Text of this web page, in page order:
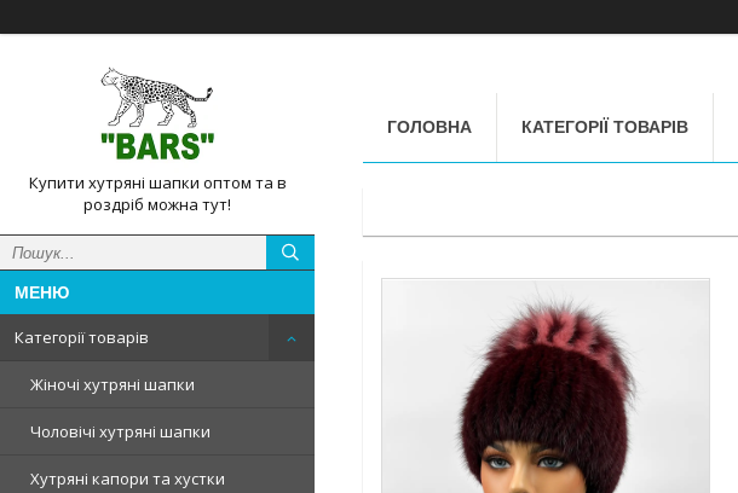
Купити хутряні шапки оптом та в
роздріб можна тут!
Категорії товарів
Жіночі хутряні шапки
Чоловічі хутряні шапки
Хутряні капори та хустки
ГОЛОВНА КАТЕГОРІЇ ТОВАРІВ